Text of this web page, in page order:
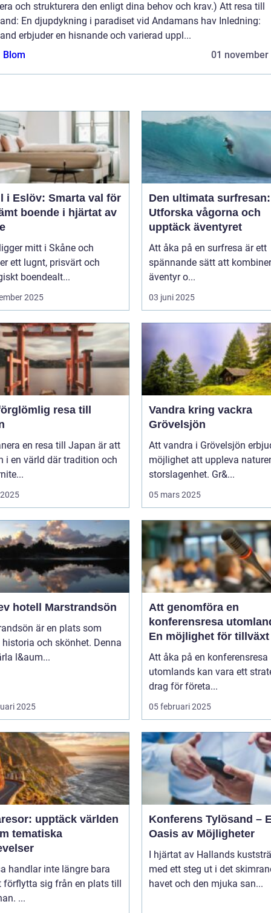
och strukturera den enligt dina behov och krav.) Att resa till
En djupdykning i paradiset vid Andamans hav Inledning:
erbjuder en hisnande och varierad uppl...
Blom
01 november
i Eslöv: Smarta val för
boende i hjärtat av
mitt i Skåne och
ett lugnt, prisvärt och
boendealt...
2025
Den ultimata surfresan:
Utforska vågorna och
upptäck äventyret
Att åka på en surfresa är ett
spännande sätt att
äventyr o...
03 juni 2025
resa till
en resa till Japan är att
i en värld där tradition och
Vandra kring vackra
Grövelsjön
Att vandra i Grövelsjön
möjlighet att uppleva
storslagenhet. Gr&...
05 mars 2025
hotell Marstrandsön
är en plats som
och skönhet. Denna
l&aum...
2025
Att genomföra en
konferensresa
En möjlighet för
samarbete
Att åka på en konferensresa
utomlands kan vara ett
drag för företa...
05 februari 2025
upptäck världen
tematiska
handlar inte längre bara
förflytta sig från en plats till
...
Konferens Tylösand –
Oasis av Möjligheter
I hjärtat av Hallands
med ett steg ut i det
havet och den mjuka san...